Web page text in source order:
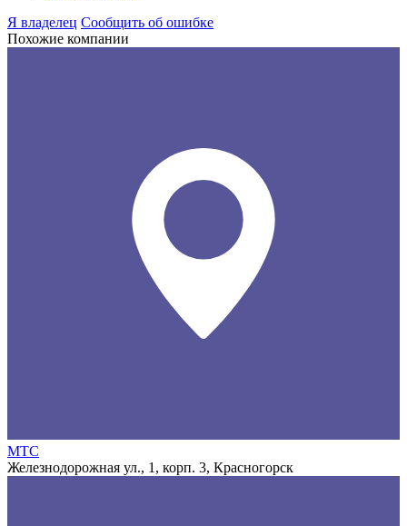
Я владелец Сообщить об ошибке
Похожие компании
МТС
Железнодорожная ул., 1, корп. 3, Красногорск